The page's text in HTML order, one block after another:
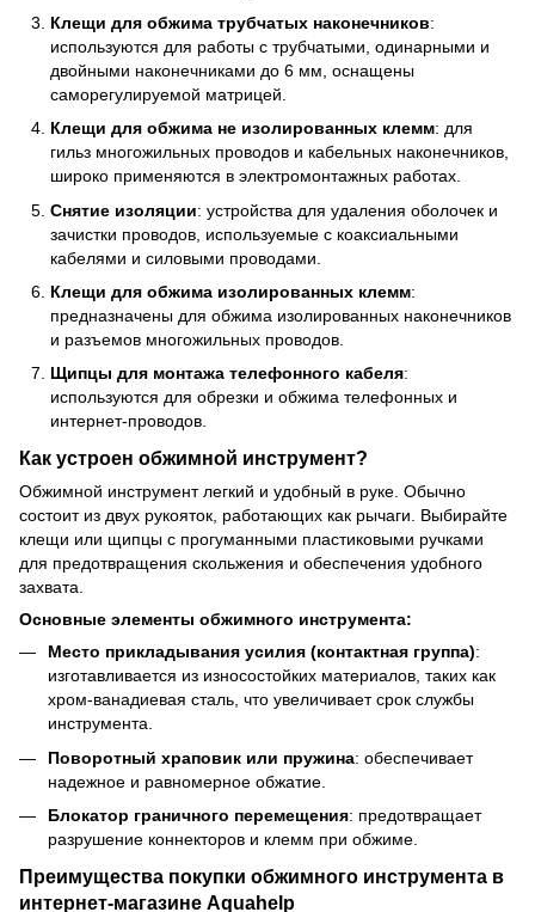
Клещи для обжима трубчатых наконечников:
используются для работы с трубчатыми, одинарными и
двойными наконечниками до 6 мм, оснащены
саморегулируемой матрицей.
Клещи для обжима не изолированных клемм: для
гильз многожильных проводов и кабельных наконечников,
широко применяются в электромонтажных работах.
Снятие изоляции: устройства для удаления оболочек и
зачистки проводов, используемые с коаксиальными
кабелями и силовыми проводами.
Клещи для обжима изолированных клемм:
предназначены для обжима изолированных наконечников
и разъемов многожильных проводов.
Щипцы для монтажа телефонного кабеля:
используются для обрезки и обжима телефонных и
интернет-проводов.
Как устроен обжимной инструмент?
Обжимной инструмент легкий и удобный в руке. Обычно
состоит из двух рукояток, работающих как рычаги. Выбирайте
клещи или щипцы с прогуманными пластиковыми ручками
для предотвращения скольжения и обеспечения удобного
захвата.
Основные элементы обжимного инструмента:
Место прикладывания усилия (контактная группа):
изготавливается из износостойких материалов, таких как
хром-ванадиевая сталь, что увеличивает срок службы
инструмента.
Поворотный храповик или пружина: обеспечивает
надежное и равномерное обжатие.
Блокатор граничного перемещения: предотвращает
разрушение коннекторов и клемм при обжиме.
Преимущества покупки обжимного инструмента в
интернет-магазине Aquahelp